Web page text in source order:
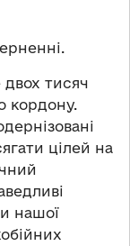
тисяч
кордону.
цілей на
нашої